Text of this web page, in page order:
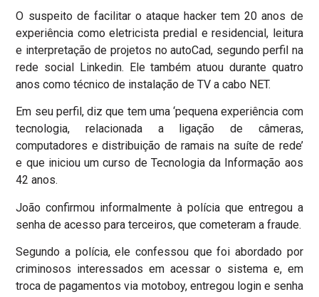
O suspeito de facilitar o ataque hacker tem 20 anos de
experiência como eletricista predial e residencial, leitura
e interpretação de projetos no autoCad, segundo perfil na
rede social Linkedin. Ele também atuou durante quatro
anos como técnico de instalação de TV a cabo NET.
Em seu perfil, diz que tem uma ‘pequena experiência com
tecnologia, relacionada a ligação de câmeras,
computadores e distribuição de ramais na suíte de rede’
e que iniciou um curso de Tecnologia da Informação aos
42 anos.
João confirmou informalmente à polícia que entregou a
senha de acesso para terceiros, que cometeram a fraude.
Segundo a polícia, ele confessou que foi abordado por
criminosos interessados em acessar o sistema e, em
troca de pagamentos via motoboy, entregou login e senha